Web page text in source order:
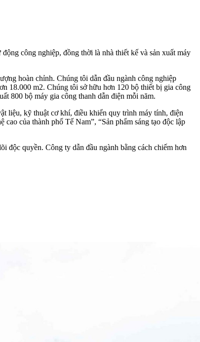
công nghiệp, đồng thời là nhà thiết kế và sản xuất máy
hoàn chỉnh. Chúng tôi dẫn đầu ngành công nghiệp
18.000 m2. Chúng tôi sở hữu hơn 120 bộ thiết bị gia công
800 bộ máy gia công thanh dẫn điện mỗi năm.
liệu, kỹ thuật cơ khí, điều khiển quy trình máy tính, điện
của thành phố Tế Nam”, “Sản phẩm sáng tạo độc lập
độc quyền. Công ty dẫn đầu ngành bằng cách chiếm hơn